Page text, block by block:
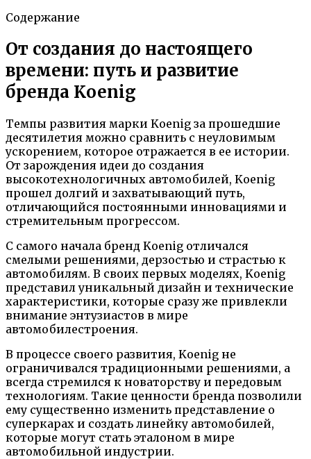
Содержание
От создания до настоящего
времени: путь и развитие
бренда Koenig
Темпы развития марки Koenig за прошедшие
десятилетия можно сравнить с неуловимым
ускорением, которое отражается в ее истории.
От зарождения идеи до создания
высокотехнологичных автомобилей, Koenig
прошел долгий и захватывающий путь,
отличающийся постоянными инновациями и
стремительным прогрессом.
С самого начала бренд Koenig отличался
смелыми решениями, дерзостью и страстью к
автомобилям. В своих первых моделях, Koenig
представил уникальный дизайн и технические
характеристики, которые сразу же привлекли
внимание энтузиастов в мире
автомобилестроения.
В процессе своего развития, Koenig не
ограничивался традиционными решениями, а
всегда стремился к новаторству и передовым
технологиям. Такие ценности бренда позволили
ему существенно изменить представление о
суперкарах и создать линейку автомобилей,
которые могут стать эталоном в мире
автомобильной индустрии.